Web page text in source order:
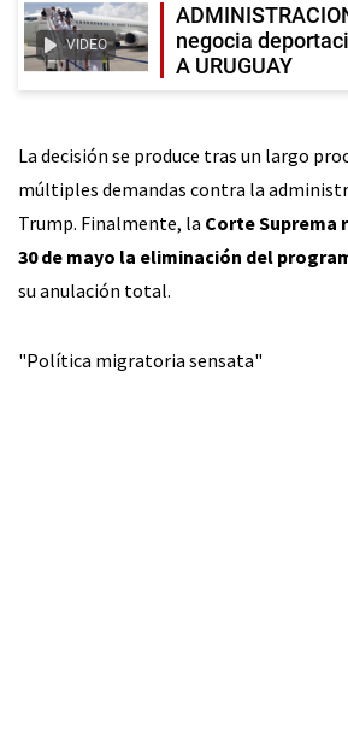
VIDEO
negocia
A URUGUAY
La decisión se produce tras un largo
múltiples demandas contra la
Trump. Finalmente, la Corte Suprema
30 de mayo la eliminación del
su anulación total.
"Política migratoria sensata"